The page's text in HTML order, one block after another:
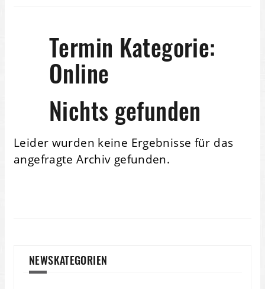
Termin Kategorie:
Online
Nichts gefunden
Leider wurden keine Ergebnisse für das
angefragte Archiv gefunden.
NEWSKATEGORIEN